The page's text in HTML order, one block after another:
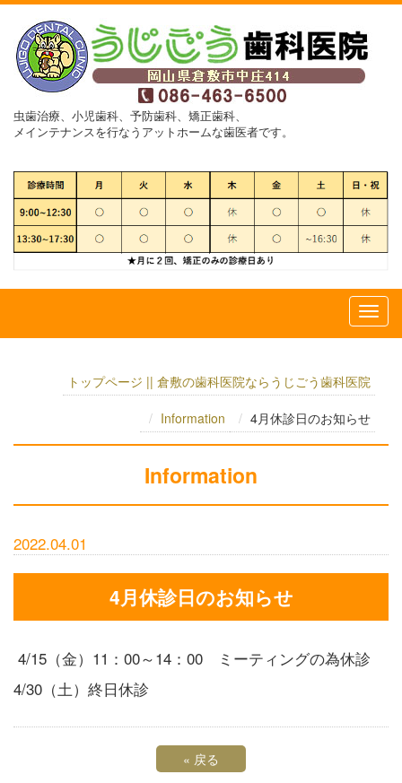
虫歯治療、小児歯科、予防歯科、矯正歯科、
メインテナンスを行なうアットホームな歯医者です。
トップページ || 倉敷の歯科医院ならうじごう歯科医院
Information 4月休診日のお知らせ
Information
2022.04.01
4月休診日のお知らせ
4/15（金）11：00～14：00 ミーティングの為休診
4/30（土）終日休診
« 戻る